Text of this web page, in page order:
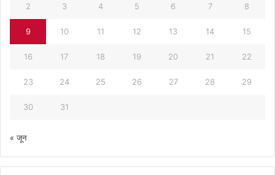
2 3 4 5 6 7 8
9 10 11 12 13 14 15
16 17 18 19 20 21 22
23 24 25 26 27 28 29
30 31
« जून